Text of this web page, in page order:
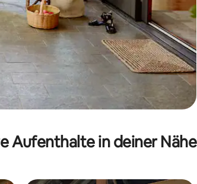
Aufenthalte in deiner Nähe